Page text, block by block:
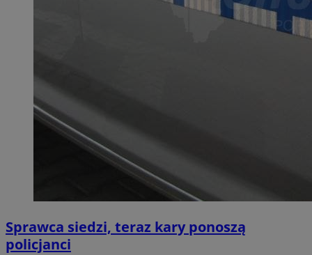
Sprawca siedzi, teraz kary ponoszą
policjanci